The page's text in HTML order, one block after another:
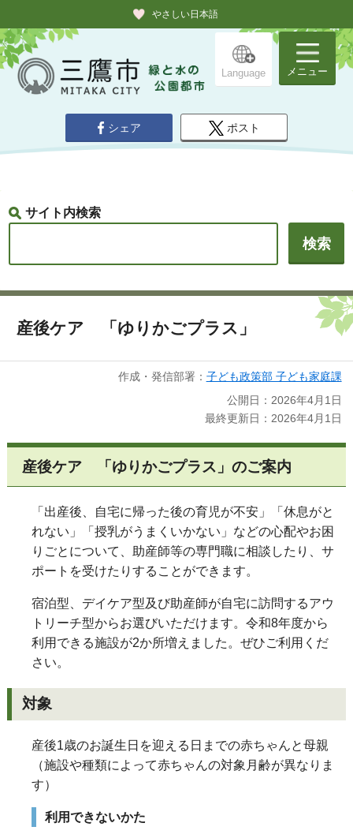
やさしい日本語
Language メニュー
シェア ポスト
サイト内検索
産後ケア 「ゆりかごプラス」
作成・発信部署： 子ども政策部 子ども家庭課
公開日：2026年4月1日
最終更新日：2026年4月1日
産後ケア 「ゆりかごプラス」のご案内
「出産後、自宅に帰った後の育児が不安」「休息がと
れない」「授乳がうまくいかない」などの心配やお困
りごとについて、助産師等の専門職に相談したり、サ
ポートを受けたりすることができます。
宿泊型、デイケア型及び助産師が自宅に訪問するアウ
トリーチ型からお選びいただけます。令和8年度から
利用できる施設が2か所増えました。ぜひご利用くだ
さい。
対象
産後1歳のお誕生日を迎える日までの赤ちゃんと母親
（施設や種類によって赤ちゃんの対象月齢が異なりま
す）
利用できないかた